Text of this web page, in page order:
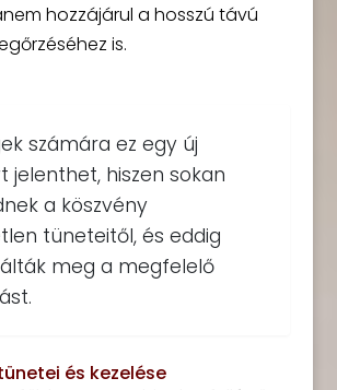
hozzájárul a hosszú távú
is.
számára ez egy új
jelenthet, hiszen sokan
a köszvény
tüneteitől, és eddig
meg a megfelelő
és kezelése